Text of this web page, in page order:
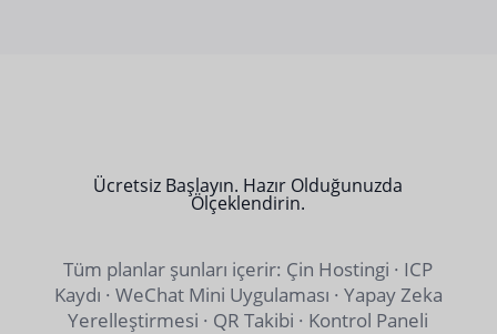
Ücretsiz Başlayın. Hazır Olduğunuzda
Ölçeklendirin.
Tüm planlar şunları içerir: Çin Hostingi · ICP
Kaydı · WeChat Mini Uygulaması · Yapay Zeka
Yerelleştirmesi · QR Takibi · Kontrol Paneli